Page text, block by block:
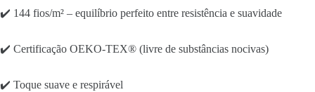
✔️ 144 fios/m² – equilíbrio perfeito entre resistência e suavidade
✔️ Certificação OEKO-TEX® (livre de substâncias nocivas)
✔️ Toque suave e respirável